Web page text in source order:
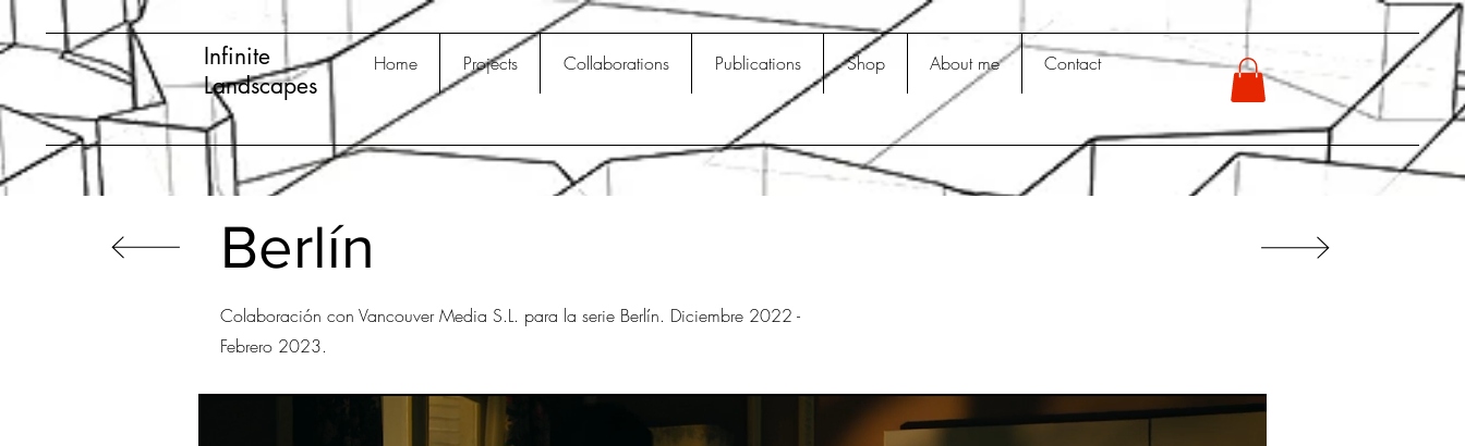
Home Projects Collaborations Publications Shop About me Contact
Infinite
Landscapes
Berlín
Colaboración con Vancouver Media S.L. para la serie Berlín. Diciembre 2022 -
Febrero 2023.